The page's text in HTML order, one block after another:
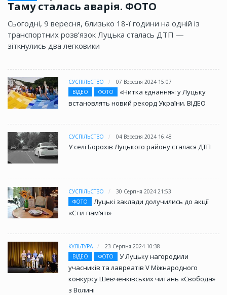
Таму сталась аварія. ФОТО
Сьогодні, 9 вересня, близько 18-ї години на одній із
транспортних розв’язок Луцька сталась ДТП —
зіткнулись два легковики
СУСПІЛЬСТВО
07 Вересня 2024 15:07
ВІДЕО
ФОТО
«Нитка єднання»: у Луцьку
встановлять новий рекорд України. ВІДЕО
СУСПІЛЬСТВО 04 Вересня 2024 16:48
У селі Борохів Луцького району сталася ДТП
СУСПІЛЬСТВО
30 Серпня 2024 21:53
ФОТО
Луцькі заклади долучились до акції
«Стіл памʼяті»
КУЛЬТУРА
23 Серпня 2024 10:38
ВІДЕО
ФОТО
У Луцьку нагородили
учасників та лавреатів V Міжнародного
конкурсу Шевченківських читань «Свобода»
з Волині